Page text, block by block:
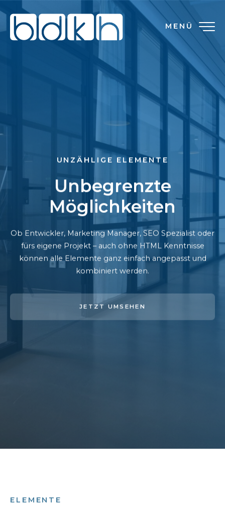
MENÜ
UNZÄHLIGE ELEMENTE
Unbegrenzte
Möglichkeiten
Ob Entwickler, Marketing Manager, SEO Spezialist oder
fürs eigene Projekt – auch ohne HTML Kenntnisse
können alle Elemente ganz einfach angepasst und
kombiniert werden.
JETZT UMSEHEN
ELEMENTE